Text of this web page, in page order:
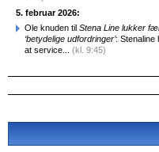
5. februar 2026:
Ole knuden til Stena Line lukker
‘betydelige udfordringer’: Stenaline
at service... (kl. 9:45)